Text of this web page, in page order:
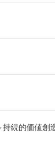
続的価値